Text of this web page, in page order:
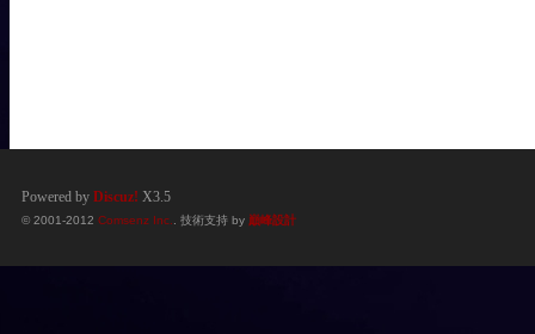
Powered by Discuz! X3.5
© 2001-2012 Comsenz Inc. . 技術支持 by 巔峰設計